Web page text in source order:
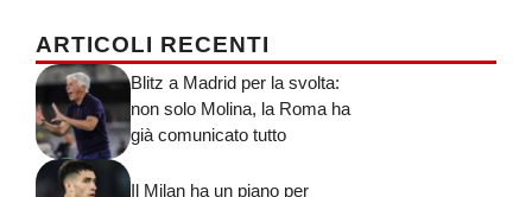
ARTICOLI RECENTI
Blitz a Madrid per la svolta:
non solo Molina, la Roma ha
già comunicato tutto
Il Milan ha un piano per